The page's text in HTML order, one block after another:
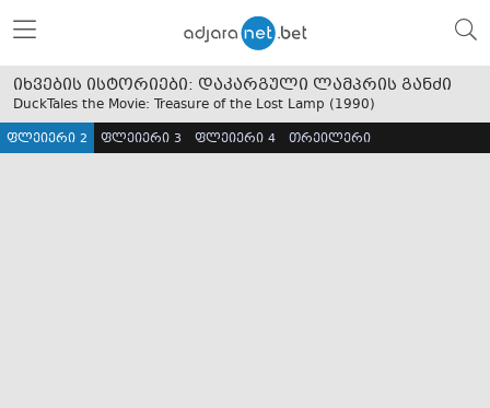
იხვების ისტორიები: დაკარგული ლამპრის განძი
DuckTales the Movie: Treasure of the Lost Lamp (1990)
ფლეიერი 2 ფლეიერი 3 ფლეიერი 4 თრეილერი